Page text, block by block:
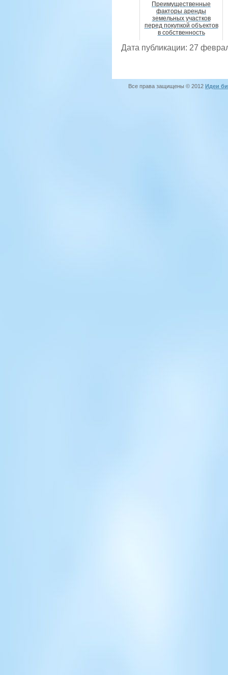
Преимущественные
факторы аренды
земельных участков
перед покупкой объектов
в собственность
Дата публикации: 27
Все права защищены © 2012 Идеи